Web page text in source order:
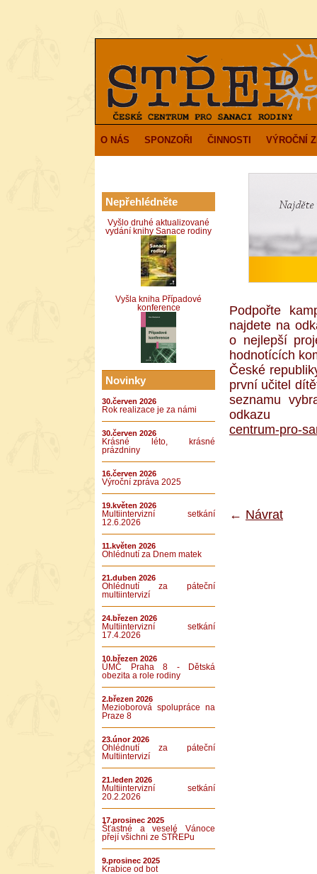
O NÁS SPONZOŘI ČINNOSTI VÝROČNÍ
Nepřehlédněte
Vyšlo druhé aktualizované
vydání knihy Sanace rodiny
Vyšla kniha Případové
konference
Novinky
30.červen 2026
Rok realizace je za námi
30.červen 2026
Krásné léto, krásné
prázdniny
16.červen 2026
Výroční zpráva 2025
19.květen 2026
Multiintervizní setkání
12.6.2026
11.květen 2026
Ohlédnutí za Dnem matek
21.duben 2026
Ohlédnutí za páteční
multiintervizí
24.březen 2026
Multiintervizní setkání
17.4.2026
10.březen 2026
ÚMČ Praha 8 - Dětská
obezita a role rodiny
2.březen 2026
Mezioborová spolupráce na
Praze 8
23.únor 2026
Ohlédnutí za páteční
Multiintervizí
21.leden 2026
Multiintervizní setkání
20.2.2026
17.prosinec 2025
Šťastné a veselé Vánoce
přejí všichni ze STŘEPu
9.prosinec 2025
Krabice od bot
Podpořte
najdete na
o nejlepší
hodnotících
České
první učitel
seznamu
centrum-pro-
← Návrat